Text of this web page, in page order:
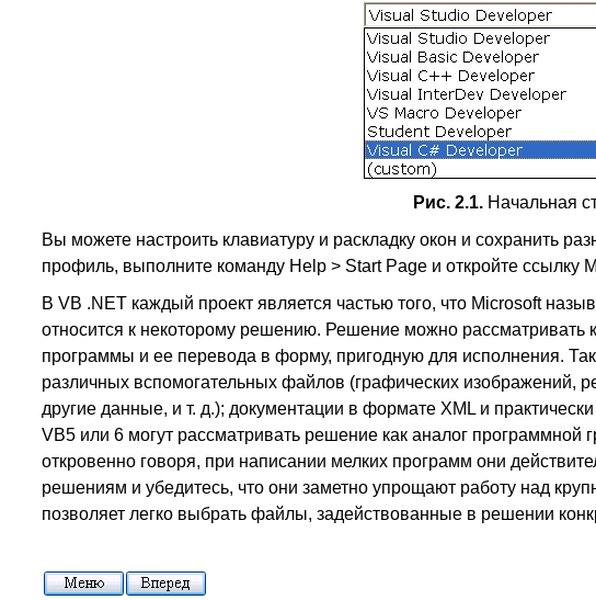
Рис. 2.1. Начальная
Вы можете настроить клавиатуру и раскладку окон и сохранить
профиль, выполните команду Help > Start Page и откройте ссылку
В VB .NET каждый проект является частью того, что Microsoft
относится к некоторому решению. Решение можно
программы и ее перевода в форму, пригодную для исполнения.
различных вспомогательных файлов (графических
другие данные, и т. д.); документации в формате XML и
VB5 или 6 могут рассматривать решение как аналог
откровенно говоря, при написании мелких программ они
решениям и убедитесь, что они заметно упрощают работу над
позволяет легко выбрать файлы, задействованные в решении